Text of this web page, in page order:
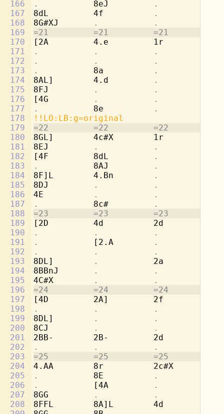
166
167
168
169
170
171
172
173
174
175
176
177
178
179
180
181
182
183
184
185
186
187
188
189
190
191
192
193
194
195
196
197
198
199
200
201
202
203
204
205
206
207
208
. 8eJ
.           .
8dL         4f
.
8G#XJ
.           .           .
=21         =21         =21
[2A         4.e         1r
.           .           .
.           .           .
. 8a
.           .
8AL]        4.d
.
8FJ
.           .           .
[4G
.           .
. 8e
.           .
!!LO:LB:g=original
=22         =22         =22
8GL]        4c#X        1r          2a
8EJ
.           .           .
[4F         8dL
.           .
. 8AJ
.           .
8F]L        4.Bn
.
8DJ
.           .           .
4E
.           .
. 8c#
.           .
=23         =23         =23
[2D         4d          2d
.           .           .
.
[2.A .
.           .           .
8DL]
. 2a
8BBnJ
.           .           .
4C#X
.           .           .
=24         =24         =24
[4D         2A]         2f
.           .           .
8DL]
.           .
8CJ
.           .           .
2BB-        2B-         2d
.           .           .
=25         =25         =25
4.AA        8r          2c#X        2a
. 8E
.           .
.
[4A
.           .
8GG
.           .           .
8FFL        8A]L        4d          2r